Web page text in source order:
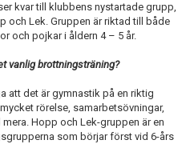
kvar till klubbens nystartade grupp,
och Lek. Gruppen är riktad till både
och pojkar i åldern 4 – 5 år.
vanlig brottningsträning?
att det är gymnastik på en riktig
rörelse, samarbetsövningar,
Hopp och Lek-gruppen är en
som börjar först vid 6-års